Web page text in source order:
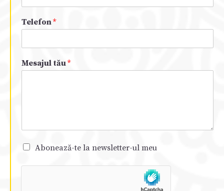
Telefon*
Mesajul tău*
Abonează-te la newsletter-ul meu